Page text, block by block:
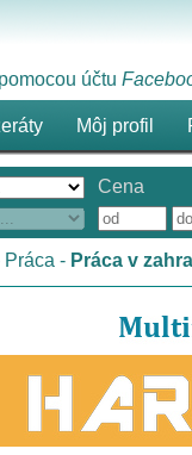
účtu
Môj profil
Cena
Práca - Práca v